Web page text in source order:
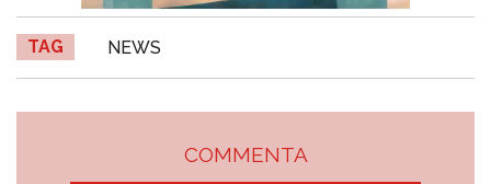
TAG NEWS
COMMENTA